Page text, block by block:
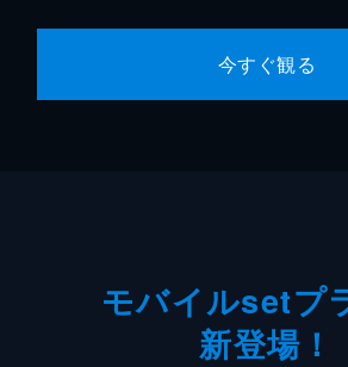
今すぐ観る
モバイルsetプ
新登場！